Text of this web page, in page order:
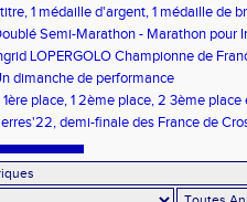
titre, 1 médaille d'argent, 1 médaille de
des dptx en salle TC
Semi-Marathon - Marathon pour
LOPERGOLO Championne de
dimanche de performance
1ère place, 1 2ème place, 2 3ème
matinée de sport pour le CPG !
demi-finale des France de